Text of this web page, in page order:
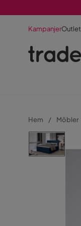
KampanjerOutlet
Hem Möbler